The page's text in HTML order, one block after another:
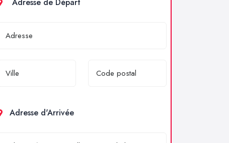
Adresse d'Arrivée